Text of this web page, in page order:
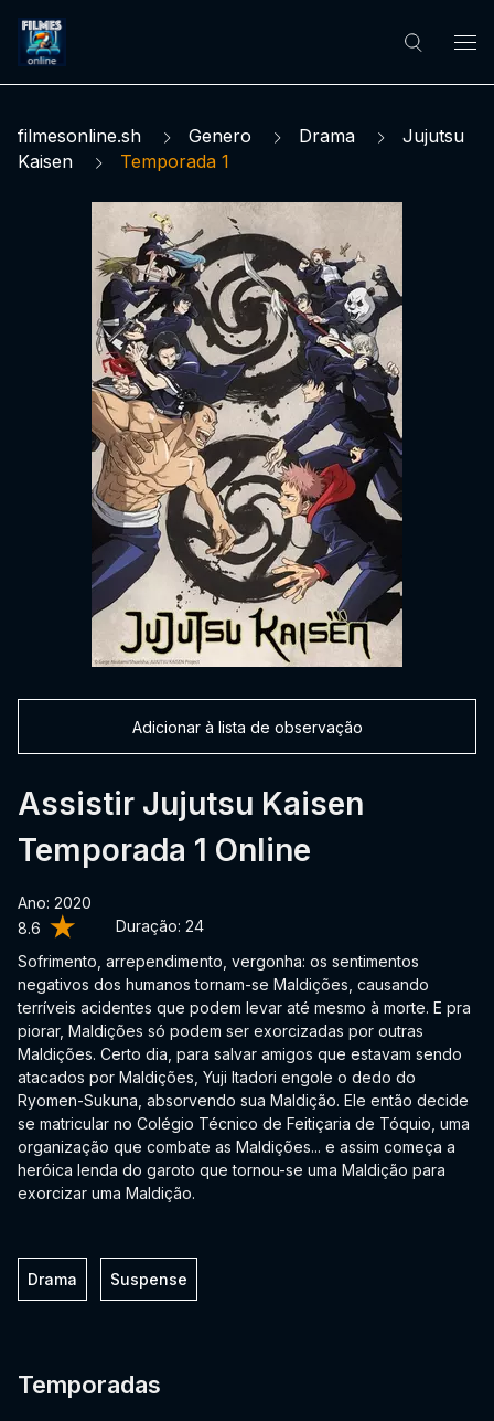
filmesonline.sh Genero Drama
Jujutsu
Kaisen
Temporada 1
8.6 Duração: 24
Assistir Jujutsu Kaisen
Temporada 1 Online
Ano: 2020
Sofrimento, arrependimento, vergonha: os sentimentos
negativos dos humanos tornam-se Maldições, causando
terríveis acidentes que podem levar até mesmo à morte. E pra
piorar, Maldições só podem ser exorcizadas por outras
Maldições. Certo dia, para salvar amigos que estavam sendo
atacados por Maldições, Yuji Itadori engole o dedo do
Ryomen-Sukuna, absorvendo sua Maldição. Ele então decide
se matricular no Colégio Técnico de Feitiçaria de Tóquio, uma
organização que combate as Maldições... e assim começa a
heróica lenda do garoto que tornou-se uma Maldição para
exorcizar uma Maldição.
Adicionar à lista de observação
Drama Suspense
Temporadas